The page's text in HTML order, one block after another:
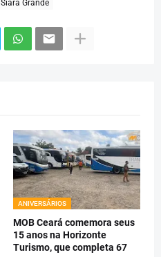
Siará Grande
ANIVERSÁRIOS
MOB Ceará comemora seus
15 anos na Horizonte
Turismo, que completa 67